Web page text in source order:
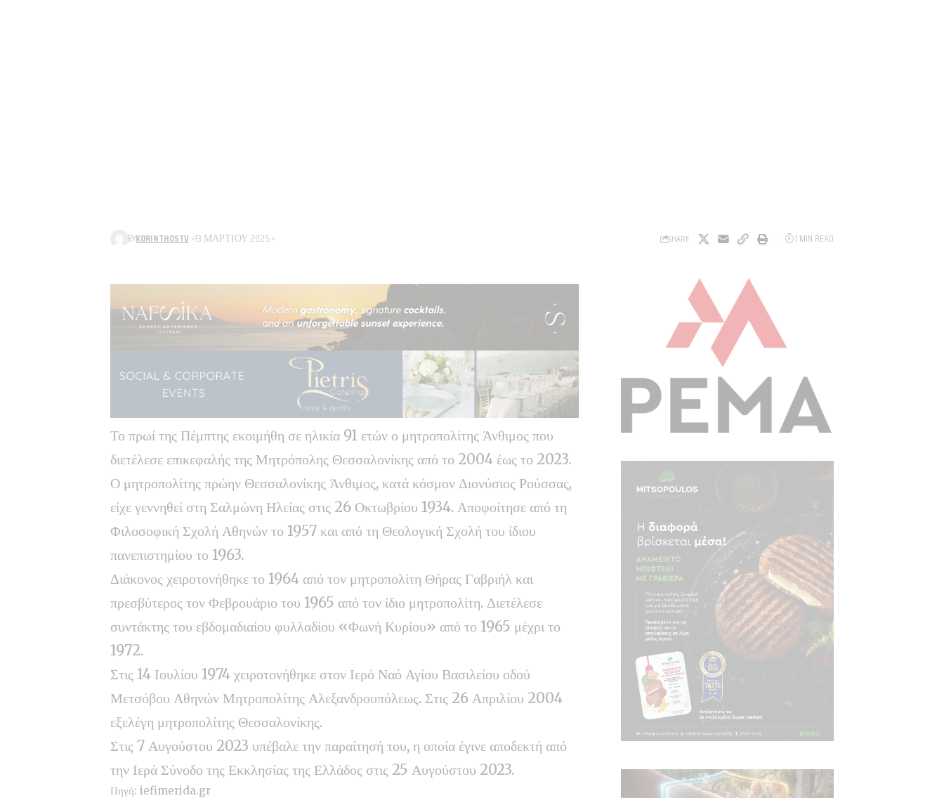
BYKORINTHOSTV 13 ΜΑΡΤΊΟΥ 2025 SHARE 1 MIN READ
Το πρωί της Πέμπτης εκοιμήθη σε ηλικία 91 ετών ο μητροπολίτης Άνθιμος που
διετέλεσε επικεφαλής της Μητρόπολης Θεσσαλονίκης από το 2004 έως το 2023.
Ο μητροπολίτης πρώην Θεσσαλονίκης Άνθιμος, κατά κόσμον Διονύσιος Ρούσσας,
είχε γεννηθεί στη Σαλμώνη Ηλείας στις 26 Οκτωβρίου 1934. Αποφοίτησε από τη
Φιλοσοφική Σχολή Αθηνών το 1957 και από τη Θεολογική Σχολή του ίδιου
πανεπιστημίου το 1963.
Διάκονος χειροτονήθηκε το 1964 από τον μητροπολίτη Θήρας Γαβριήλ και
πρεσβύτερος τον Φεβρουάριο του 1965 από τον ίδιο μητροπολίτη. Διετέλεσε
συντάκτης του εβδομαδιαίου φυλλαδίου «Φωνή Κυρίου» από το 1965 μέχρι το
1972.
Στις 14 Ιουλίου 1974 χειροτονήθηκε στον Ιερό Ναό Αγίου Βασιλείου οδού
Μετσόβου Αθηνών Μητροπολίτης Αλεξανδρουπόλεως. Στις 26 Απριλίου 2004
εξελέγη μητροπολίτης Θεσσαλονίκης.
Στις 7 Αυγούστου 2023 υπέβαλε την παραίτησή του, η οποία έγινε αποδεκτή από
την Ιερά Σύνοδο της Εκκλησίας της Ελλάδος στις 25 Αυγούστου 2023.
Πηγή: iefimerida.gr